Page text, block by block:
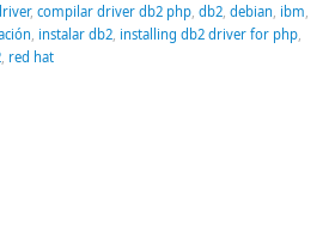
, compilar driver db2 php, db2, debian, ibm,
, instalar db2, installing db2 driver for php,
, red hat